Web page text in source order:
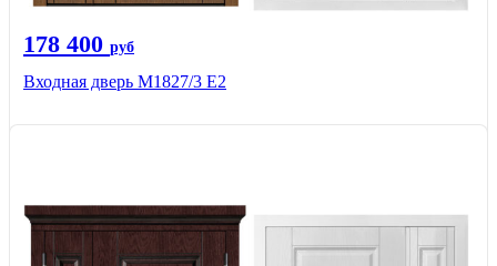
178 400 руб
Входная дверь М1827/3 Е2